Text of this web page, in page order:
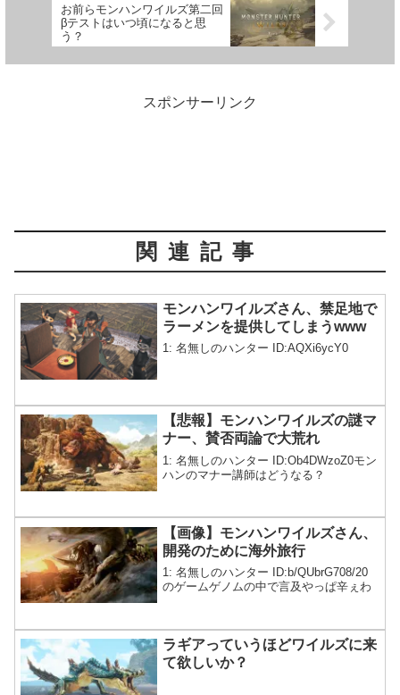
お前らモンハンワイルズ第二回
βテストはいつ頃になると思
う？
スポンサーリンク
関連記事
モンハンワイルズさん、禁足地で
ラーメンを提供してしまうwww
1: 名無しのハンター ID:AQXi6ycY0
【悲報】モンハンワイルズの謎マ
ナー、賛否両論で大荒れ
1: 名無しのハンター ID:Ob4DWzoZ0モン
ハンのマナー講師はどうなる？
【画像】モンハンワイルズさん、
開発のために海外旅行
1: 名無しのハンター ID:b/QUbrG708/20
のゲームゲノムの中で言及やっぱ辛ぇわ
ラギアっていうほどワイルズに来
て欲しいか？